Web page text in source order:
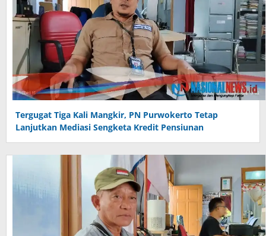
Tergugat Tiga Kali Mangkir, PN Purwokerto Tetap
Lanjutkan Mediasi Sengketa Kredit Pensiunan